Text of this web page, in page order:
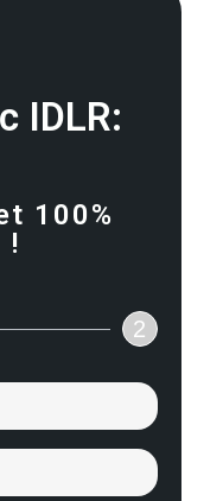
IDLR:
100%
!
2